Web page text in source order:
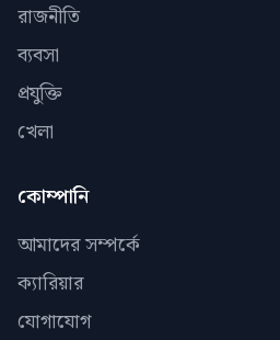
রাজনীতি
ব্যবসা
প্রযুক্তি
খেলা
কোম্পানি
আমাদের সম্পর্কে
ক্যারিয়ার
যোগাযোগ